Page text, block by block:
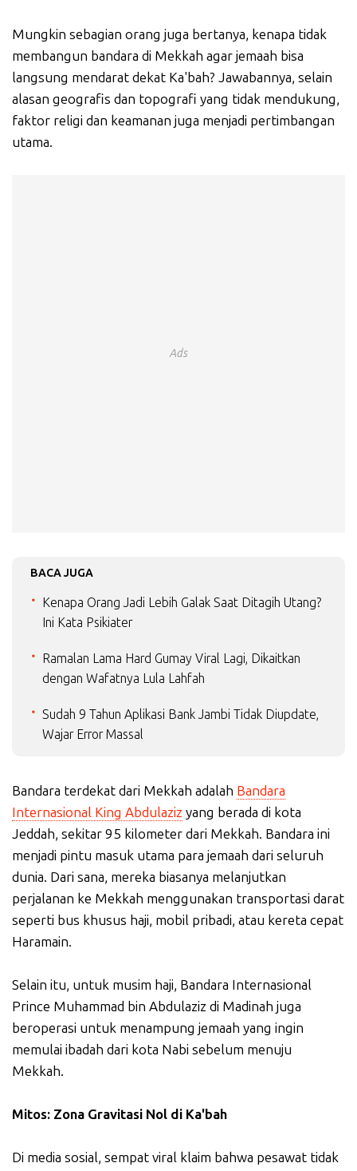
Mungkin sebagian orang juga bertanya, kenapa tidak
membangun bandara di Mekkah agar jemaah bisa
langsung mendarat dekat Ka'bah? Jawabannya, selain
alasan geografis dan topografi yang tidak mendukung,
faktor religi dan keamanan juga menjadi pertimbangan
utama.
Ads
BACA JUGA
Kenapa Orang Jadi Lebih Galak Saat Ditagih Utang?
Ini Kata Psikiater
Ramalan Lama Hard Gumay Viral Lagi, Dikaitkan
dengan Wafatnya Lula Lahfah
Sudah 9 Tahun Aplikasi Bank Jambi Tidak Diupdate,
Wajar Error Massal
Bandara terdekat dari Mekkah adalah Bandara
Internasional King Abdulaziz yang berada di kota
Jeddah, sekitar 95 kilometer dari Mekkah. Bandara ini
menjadi pintu masuk utama para jemaah dari seluruh
dunia. Dari sana, mereka biasanya melanjutkan
perjalanan ke Mekkah menggunakan transportasi darat
seperti bus khusus haji, mobil pribadi, atau kereta cepat
Haramain.
Selain itu, untuk musim haji, Bandara Internasional
Prince Muhammad bin Abdulaziz di Madinah juga
beroperasi untuk menampung jemaah yang ingin
memulai ibadah dari kota Nabi sebelum menuju
Mekkah.
Mitos: Zona Gravitasi Nol di Ka'bah
Di media sosial, sempat viral klaim bahwa pesawat tidak